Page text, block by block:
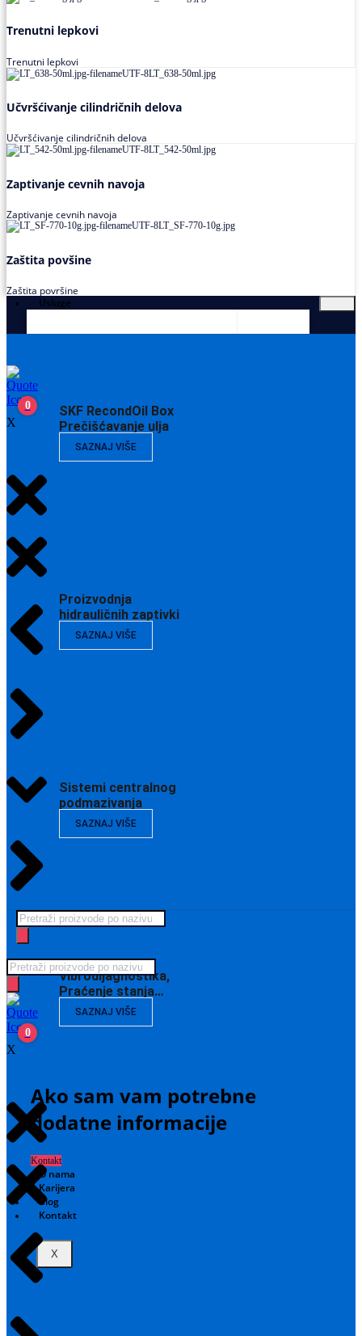
Trenutni lepkovi
Trenutni lepkovi
Učvršćivanje cilindričnih delova
Učvršćivanje cilindričnih delova
Zaptivanje cevnih navoja
Zaptivanje cevnih navoja
Zaštita povšine
Zaštita površine
Usluge
SKF RecondOil Box
Prečišćavanje ulja
SAZNAJ VIŠE
Proizvodnja
hidrauličnih zaptivki
SAZNAJ VIŠE
Sistemi centralnog
podmazivanja
SAZNAJ VIŠE
Vibrodijagnostika,
Praćenje stanja…
SAZNAJ VIŠE
Ako sam vam potrebne
dodatne informacije
Kontakt
O nama
Karijera
Blog
Kontakt
X
0
X
Products
search
Products
search
0
X